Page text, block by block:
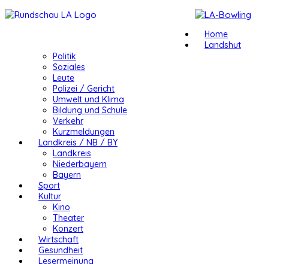
Home
Landshut
Politik
Soziales
Leute
Polizei / Gericht
Umwelt und Klima
Bildung und Schule
Verkehr
Kurzmeldungen
Landkreis / NB / BY
Landkreis
Niederbayern
Bayern
Sport
Kultur
Kino
Theater
Konzert
Wirtschaft
Gesundheit
Lesermeinung